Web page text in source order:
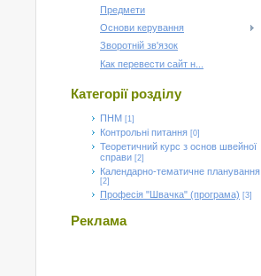
Предмети
Основи керування
Зворотній зв'язок
Как перевести сайт н...
Категорії розділу
ПНМ [1]
Контрольні питання [0]
Теоретичний курс з основ швейної
справи [2]
Календарно-тематичне планування
[2]
Професія "Швачка" (програма) [3]
Реклама